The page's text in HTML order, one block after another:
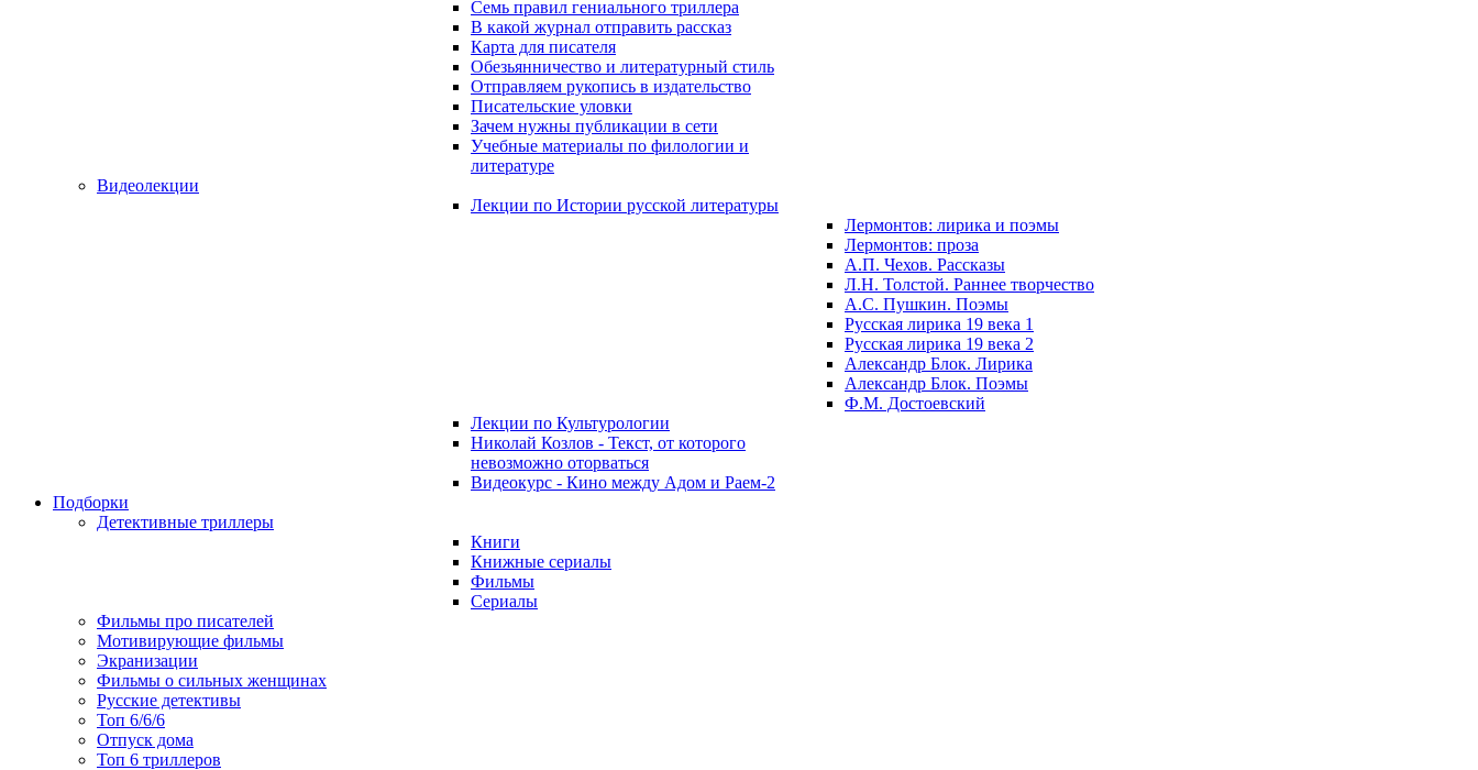
Семь правил гениального триллера
В какой журнал отправить рассказ
Карта для писателя
Обезьянничество и литературный стиль
Отправляем рукопись в издательство
Писательские уловки
Зачем нужны публикации в сети
Учебные материалы по филологии и
литературе
Видеолекции
Лекции по Истории русской литературы
Лермонтов: лирика и поэмы
Лермонтов: проза
А.П. Чехов. Рассказы
Л.Н. Толстой. Раннее творчество
А.С. Пушкин. Поэмы
Русская лирика 19 века 1
Русская лирика 19 века 2
Александр Блок. Лирика
Александр Блок. Поэмы
Ф.М. Достоевский
Лекции по Культурологии
Николай Козлов - Текст, от которого
невозможно оторваться
Видеокурс - Кино между Адом и Раем-2
Подборки
Детективные триллеры
Книги
Книжные сериалы
Фильмы
Сериалы
Фильмы про писателей
Мотивирующие фильмы
Экранизации
Фильмы о сильных женщинах
Русские детективы
Топ 6/6/6
Отпуск дома
Топ 6 триллеров